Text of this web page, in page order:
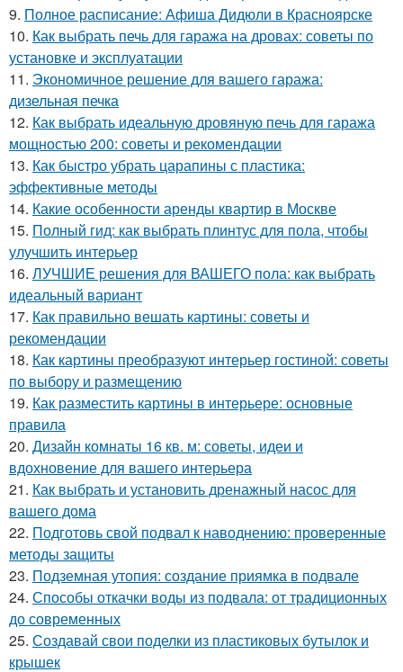
9. Полное расписание: Афиша Дидюли в Красноярске
10. Как выбрать печь для гаража на дровах: советы по
установке и эксплуатации
11. Экономичное решение для вашего гаража:
дизельная печка
12. Как выбрать идеальную дровяную печь для гаража
мощностью 200: советы и рекомендации
13. Как быстро убрать царапины с пластика:
эффективные методы
14. Какие особенности аренды квартир в Москве
15. Полный гид: как выбрать плинтус для пола, чтобы
улучшить интерьер
16. ЛУЧШИЕ решения для ВАШЕГО пола: как выбрать
идеальный вариант
17. Как правильно вешать картины: советы и
рекомендации
18. Как картины преобразуют интерьер гостиной: советы
по выбору и размещению
19. Как разместить картины в интерьере: основные
правила
20. Дизайн комнаты 16 кв. м: советы, идеи и
вдохновение для вашего интерьера
21. Как выбрать и установить дренажный насос для
вашего дома
22. Подготовь свой подвал к наводнению: проверенные
методы защиты
23. Подземная утопия: создание приямка в подвале
24. Способы откачки воды из подвала: от традиционных
до современных
25. Создавай свои поделки из пластиковых бутылок и
крышек